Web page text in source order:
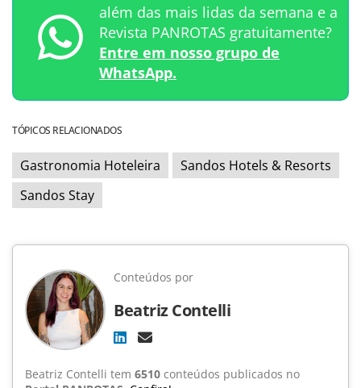
além das mais lidas da semana e a
Revista PANROTAS gratuitamente?
Entre em nosso grupo de
WhatsApp.
TÓPICOS RELACIONADOS
Gastronomia Hoteleira
Sandos Hotels & Resorts
Sandos Stay
Conteúdos por
Beatriz Contelli
Beatriz Contelli tem 6510 conteúdos publicados no